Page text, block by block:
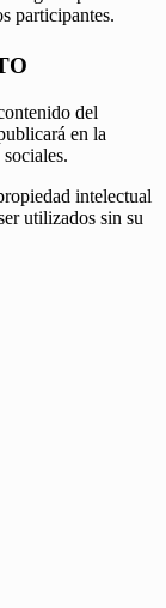
participantes.
del
en la
intelectual
utilizados sin su